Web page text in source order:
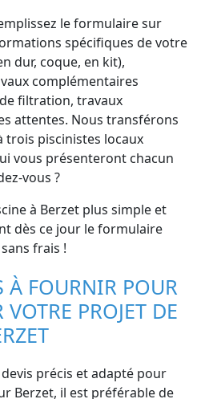
le formulaire sur
spécifiques de votre
dur, coque, en kit),
complémentaires
filtration, travaux
attentes. Nous transférons
trois piscinistes locaux
vous présenteront chacun
vous ?
à Berzet plus simple et
dès ce jour le formulaire
frais !
FOURNIR POUR
PROJET DE
précis et adapté pour
Berzet, il est préférable de